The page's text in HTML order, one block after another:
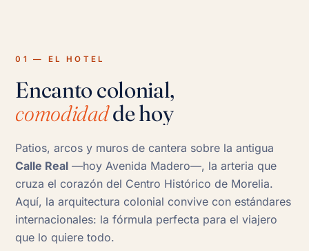
01 — EL HOTEL
Encanto colonial,
comodidadde hoy
Patios, arcos y muros de cantera sobre la antigua
Calle Real —hoy Avenida Madero—, la arteria que
cruza el corazón del Centro Histórico de Morelia.
Aquí, la arquitectura colonial convive con estándares
internacionales: la fórmula perfecta para el viajero
que lo quiere todo.